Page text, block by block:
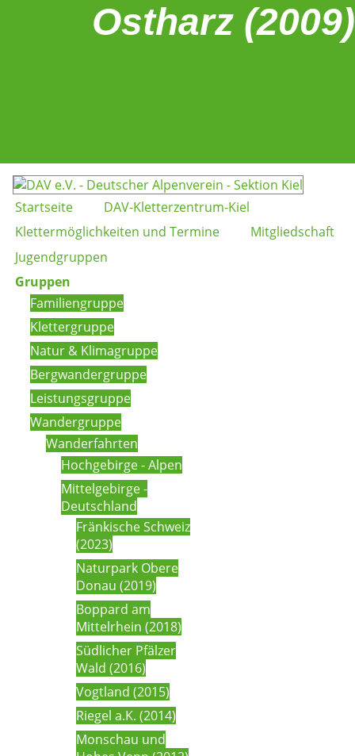
Ostharz (2009)
Startseite
DAV-Kletterzentrum-Kiel
Klettermöglichkeiten und Termine
Mitgliedschaft
Jugendgruppen
Gruppen
Familiengruppe
Klettergruppe
Natur & Klimagruppe
Bergwandergruppe
Leistungsgruppe
Wandergruppe
Wanderfahrten
Hochgebirge - Alpen
Mittelgebirge -
Deutschland
Fränkische Schweiz
(2023)
Naturpark Obere
Donau (2019)
Boppard am
Mittelrhein (2018)
Südlicher Pfälzer
Wald (2016)
Vogtland (2015)
Riegel a.K. (2014)
Monschau und